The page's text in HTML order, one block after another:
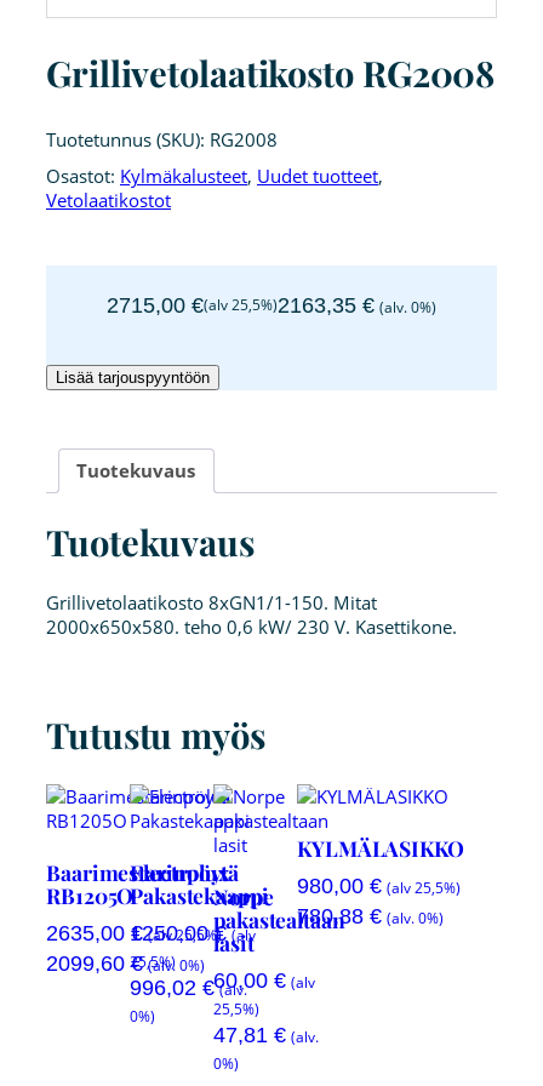
Grillivetolaatikosto RG2008
2715,00 €(alv 25,5%)2163,35 € (alv. 0%)
RG2008
Lisää tarjouspyyntöön
Tuotetunnus (SKU): RG2008
Osastot: Kylmäkalusteet, Uudet tuotteet,
Vetolaatikostot
Tuotekuvaus
Tuotekuvaus
Grillivetolaatikosto 8xGN1/1-150. Mitat
2000x650x580. teho 0,6 kW/ 230 V. Kasettikone.
Tutustu myös
Baarimestarinpöytä
RB1205O
2635,00 € (alv 25,5%)
2099,60€ (alv. 0%)
Electrolux
Pakastekaappi
1250,00€ (alv
25,5%)
996,02 € (alv.
0%)
Norpe
pakastealtaan
lasit
60,00 € (alv
25,5%)
47,81 € (alv.
0%)
KYLMÄLASIKKO
980,00 € (alv 25,5%)
780,88 € (alv. 0%)